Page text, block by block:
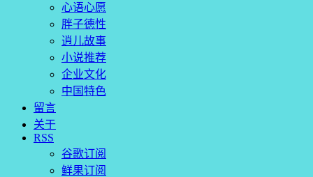
心语心愿
胖子德性
逍儿故事
小说推荐
企业文化
中国特色
留言
关于
RSS
谷歌订阅
鲜果订阅